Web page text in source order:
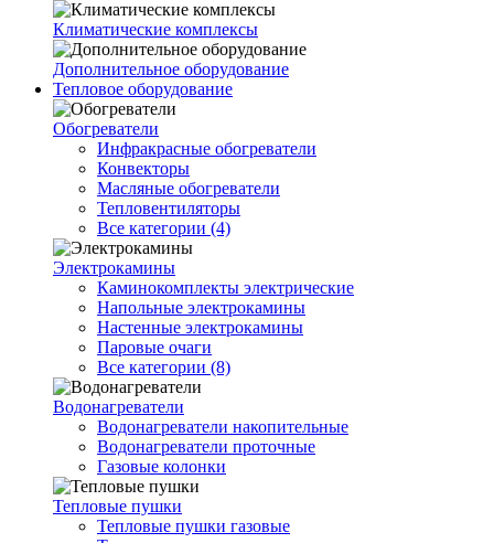
Климатические комплексы
Дополнительное оборудование
Тепловое оборудование
Обогреватели
Инфракрасные обогреватели
Конвекторы
Масляные обогреватели
Тепловентиляторы
Все категории (4)
Электрокамины
Каминокомплекты электрические
Напольные электрокамины
Настенные электрокамины
Паровые очаги
Все категории (8)
Водонагреватели
Водонагреватели накопительные
Водонагреватели проточные
Газовые колонки
Тепловые пушки
Тепловые пушки газовые